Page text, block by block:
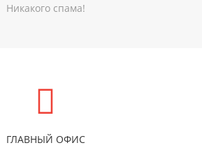
Никакого спама!
ГЛАВНЫЙ ОФИС